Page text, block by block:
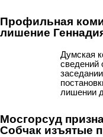
Профильная
лишение
Думская
сведений
лишении
Мосгорсуд
Собчак изъятые